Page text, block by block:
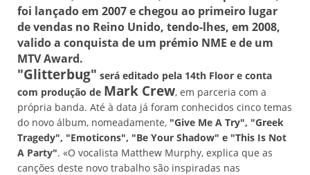
foi lançado em 2007 e chegou ao primeiro lugar
de vendas no Reino Unido, tendo-lhes, em 2008,
valido a conquista de um prémio NME e de um
MTV Award.
"Glitterbug" será editado pela 14th Floor e conta
com produção de Mark Crew, em parceria com a
própria banda. Até à data já foram conhecidos cinco temas
do novo álbum, nomeadamente, "Give Me A Try", "Greek
Tragedy", "Emoticons", "Be Your Shadow" e "This Is Not
A Party". «O vocalista Matthew Murphy, explica que as
canções deste novo trabalho são inspiradas nas